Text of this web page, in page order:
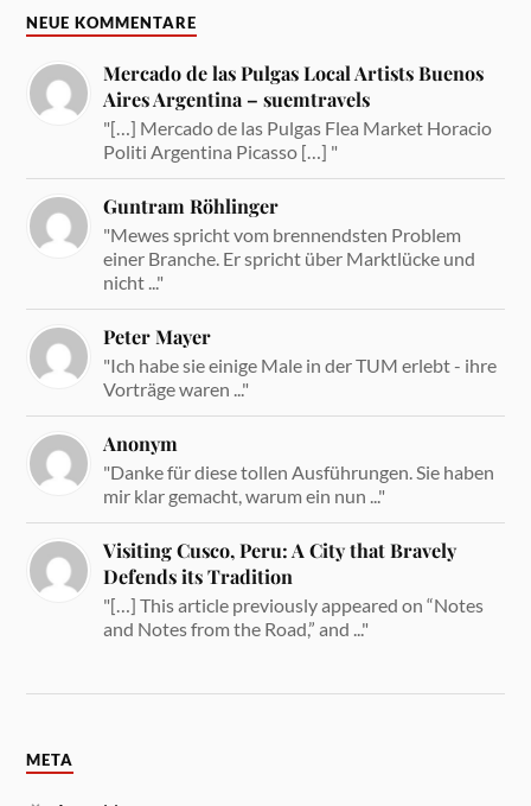
NEUE KOMMENTARE
Mercado de las Pulgas Local Artists Buenos
Aires Argentina – suemtravels
"[…] Mercado de las Pulgas Flea Market Horacio
Politi Argentina Picasso […] "
Guntram Röhlinger
"Mewes spricht vom brennendsten Problem
einer Branche. Er spricht über Marktlücke und
nicht ..."
Peter Mayer
"Ich habe sie einige Male in der TUM erlebt - ihre
Vorträge waren ..."
Anonym
"Danke für diese tollen Ausführungen. Sie haben
mir klar gemacht, warum ein nun ..."
Visiting Cusco, Peru: A City that Bravely
Defends its Tradition
"[…] This article previously appeared on “Notes
and Notes from the Road,” and ..."
META